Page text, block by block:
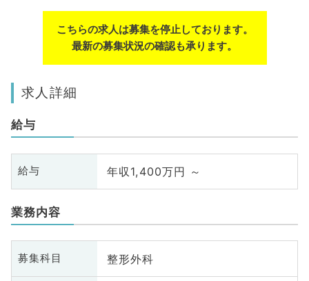
こちらの求人は募集を停止しております。
最新の募集状況の確認も承ります。
求人詳細
給与
給与 年収1,400万円 ～
業務内容
募集科目 整形外科